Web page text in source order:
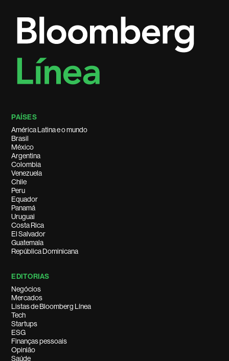
PAÍSES
América Latina e o mundo
Brasil
México
Argentina
Colombia
Venezuela
Chile
Peru
Equador
Panamá
Uruguai
Costa Rica
El Salvador
Guatemala
República Dominicana
EDITORIAS
Negócios
Mercados
Listas de Bloomberg Línea
Tech
Startups
ESG
Finanças pessoais
Opinião
Saúde